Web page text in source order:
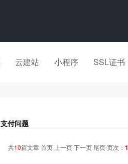
云建站 小程序 SSL证书
支付问题
共10篇文章 首页 上一页 下一页 尾页 页次： 1